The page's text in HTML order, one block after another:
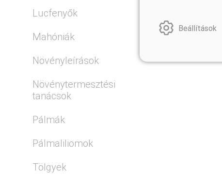
Lucfenyők
Mahóniák
Növényleírások
Növénytermesztési
tanácsok
Pálmák
Pálmaliliomok
Tölgyek
Beállítások